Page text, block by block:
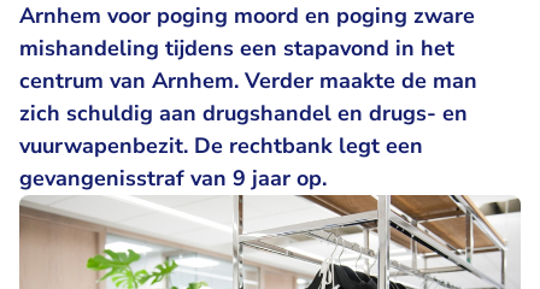
Arnhem voor poging moord en poging zware
mishandeling tijdens een stapavond in het
centrum van Arnhem. Verder maakte de man
zich schuldig aan drugshandel en drugs- en
vuurwapenbezit. De rechtbank legt een
gevangenisstraf van 9 jaar op.